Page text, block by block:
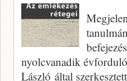
nyolcvanadik
László által szerkesztett